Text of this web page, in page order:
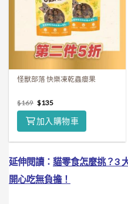
怪獸部落 快樂凍乾蟲癭果
$169 $135
加入購物車
延伸閱讀： 貓零食怎麼挑？3
開心吃無負擔！